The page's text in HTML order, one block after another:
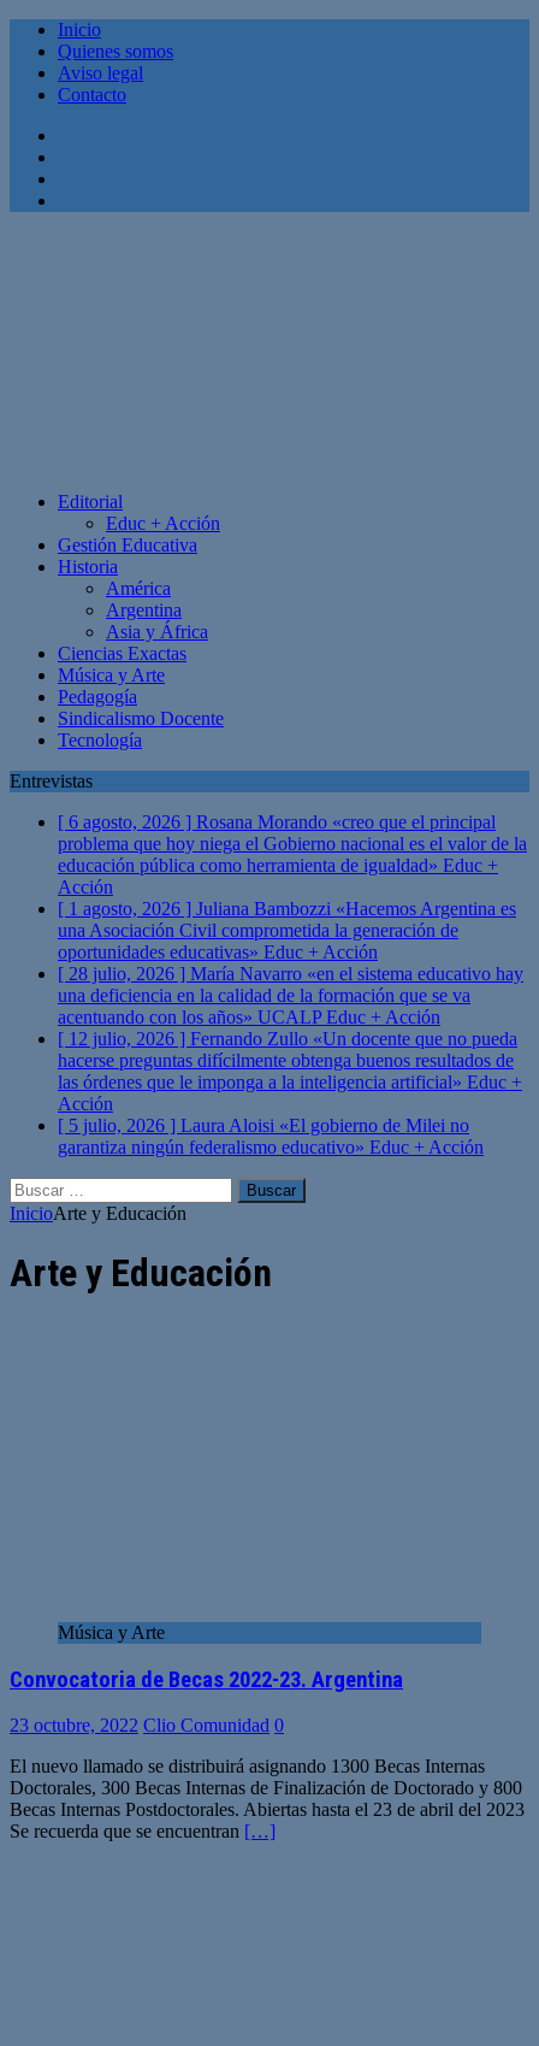
Inicio
Quienes somos
Aviso legal
Contacto
Editorial
Educ + Acción
Gestión Educativa
Historia
América
Argentina
Asia y África
Ciencias Exactas
Música y Arte
Pedagogía
Sindicalismo Docente
Tecnología
Entrevistas
[ 6 agosto, 2026 ] Rosana Morando «creo que el principal
problema que hoy niega el Gobierno nacional es el valor de la
educación pública como herramienta de igualdad» Educ +
Acción
[ 1 agosto, 2026 ] Juliana Bambozzi «Hacemos Argentina es
una Asociación Civil comprometida la generación de
oportunidades educativas» Educ + Acción
[ 28 julio, 2026 ] María Navarro «en el sistema educativo hay
una deficiencia en la calidad de la formación que se va
acentuando con los años» UCALPEduc + Acción
[ 12 julio, 2026 ] Fernando Zullo «Un docente que no pueda
hacerse preguntas difícilmente obtenga buenos resultados de
las órdenes que le imponga a la inteligencia artificial» Educ +
Acción
[ 5 julio, 2026 ] Laura Aloisi «El gobierno de Milei no
garantiza ningún federalismo educativo» Educ + Acción
Buscar:
InicioArte y Educación
Arte y Educación
Música y Arte
Convocatoria de Becas 2022-23. Argentina
23 octubre, 2022 Clio Comunidad 0
El nuevo llamado se distribuirá asignando 1300 Becas Internas
Doctorales, 300 Becas Internas de Finalización de Doctorado y 800
Becas Internas Postdoctorales. Abiertas hasta el 23 de abril del 2023
Se recuerda que se encuentran […]